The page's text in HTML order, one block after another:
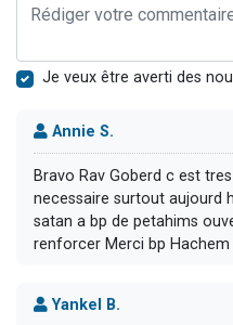
Je veux être averti des
Annie S.
Bravo Rav Goberd c est
necessaire surtout aujourd
satan a bp de petahims
renforcer Merci bp Hachem
Yankel B.